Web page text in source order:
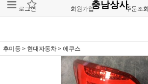
로그인 회원가입 주문조회
충남상사
후미등 > 현대자동차> 에쿠스